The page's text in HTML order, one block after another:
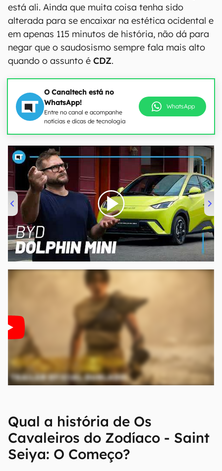
está ali. Ainda que muita coisa tenha sido
alterada para se encaixar na estética ocidental e
em apenas 115 minutos de história, não dá para
negar que o saudosismo sempre fala mais alto
quando o assunto é CDZ.
O Canaltech está no
WhatsApp!
Entre no canal e acompanhe
notícias e dicas de tecnologia
WhatsApp
00:00/04:07
Qual a história de Os
Cavaleiros do Zodíaco - Saint
Seiya: O Começo?